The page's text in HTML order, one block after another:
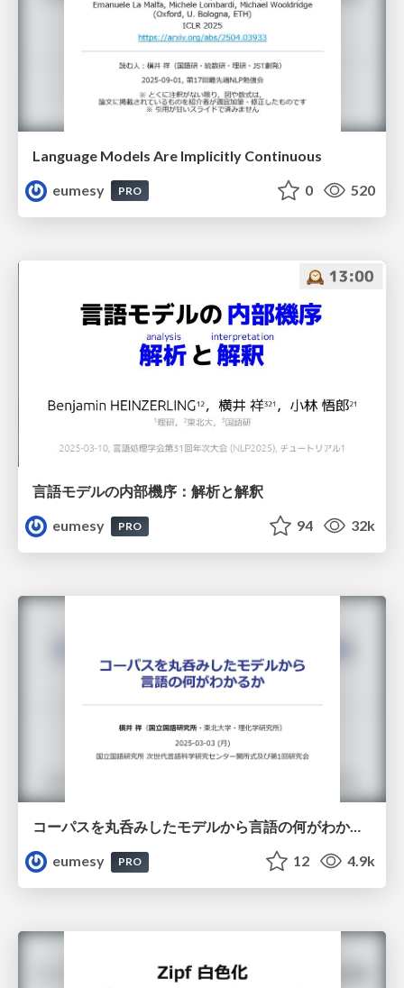
Language Models Are Implicitly Continuous
eumesy
PRO 0 520
言語モデルの内部機序：解析と解釈
eumesy
PRO 94 32k
コーパスを丸呑みしたモデルから言語の何がわかるか
eumesy
PRO 12 4.9k